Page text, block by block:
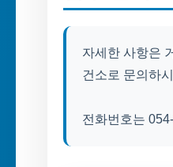
자세한 사항은
건소로 문의하
전화번호는